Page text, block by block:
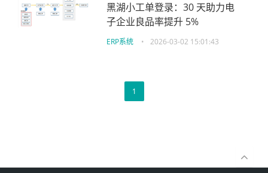
黑湖小工单登录：30 天助力电
子企业良品率提升 5%
ERP系统 • 2026-03-02 15:01:43
1